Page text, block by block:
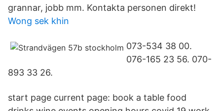
grannar, jobb mm. Kontakta personen direkt!
Wong sek khin
073-534 38 00.
076-165 23 56. 070-
893 33 26.
start page current page: book a table food